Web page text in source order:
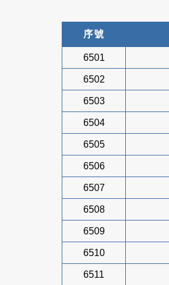
序號
6501
6502
6503
6504
6505
6506
6507
6508
6509
6510
6511